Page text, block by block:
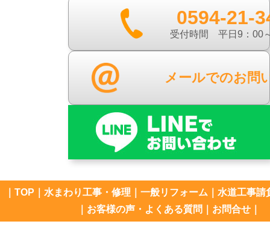
0594-21-
受付時間 平日9：00
メールでのお問
TOP 水まわり工事・修理 一般リフォーム
水道工事請
お客様の声・よくある質問 お問合せ